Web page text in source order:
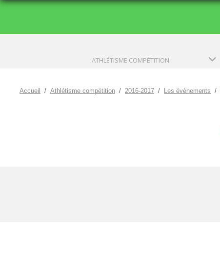
ATHLÉTISME COMPÉTITION
Accueil Athlétisme compétition 2016-2017 Les évènements